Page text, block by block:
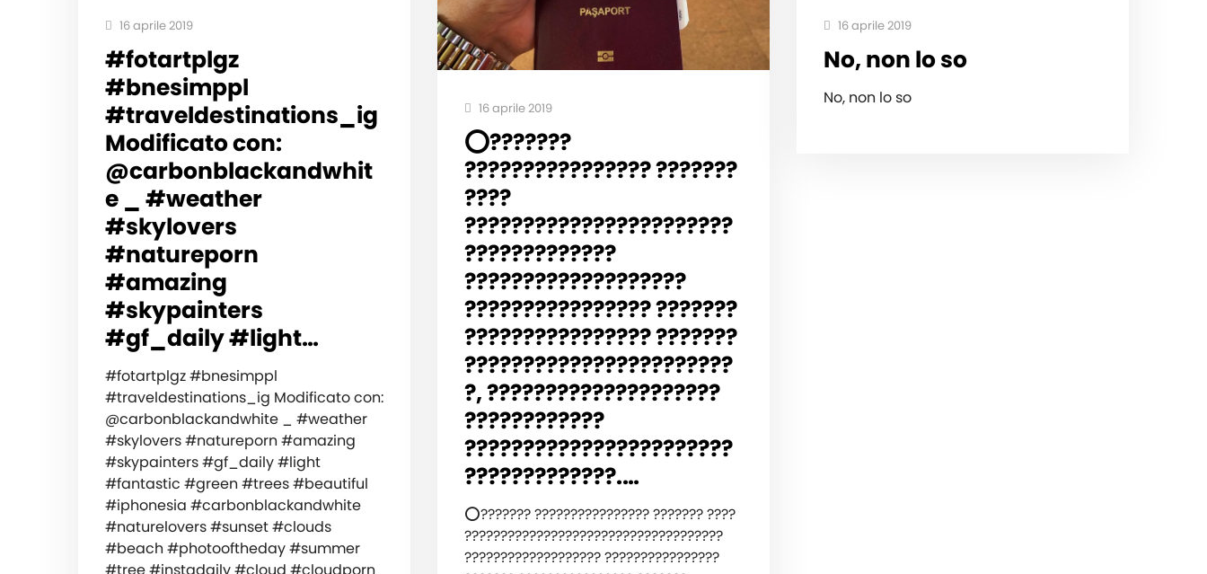
16 aprile 2019
#fotartplgz
#bnesimppl
#traveldestinations_ig
Modificato con:
@carbonblackandwhit
e _ #weather
#skylovers
#natureporn
#amazing
#skypainters
#gf_daily #light…
#fotartplgz #bnesimppl
#traveldestinations_ig Modificato con:
@carbonblackandwhite _ #weather
#skylovers #natureporn #amazing
#skypainters #gf_daily #light
#fantastic #green #trees #beautiful
#iphonesia #carbonblackandwhite
#naturelovers #sunset #clouds
#beach #photooftheday #summer
#tree #instadaily #cloud #cloudporn
16 aprile 2019
⭕️???????
???????????????? ???????
????
???????????????????????
?????????????
???????????????????
???????????????? ???????
???????????????? ???????
???????????????????????
?, ????????????????????
????????????
???????????????????????
?????????????.…
⭕️??????? ???????????????? ??????? ????
????????????????????????????????????
??????????????????? ????????????????
16 aprile 2019
No, non lo so
No, non lo so